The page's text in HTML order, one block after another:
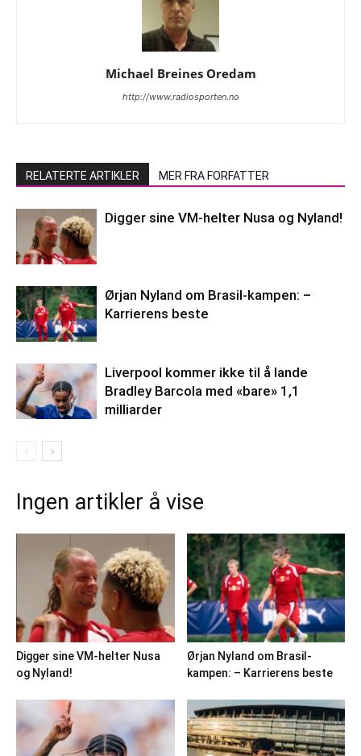
Michael Breines Oredam
http://www.radiosporten.no
RELATERTE ARTIKLER MER FRA FORFATTER
Digger sine VM-helter Nusa og Nyland!
Ørjan Nyland om Brasil-kampen: –
Karrierens beste
Liverpool kommer ikke til å lande
Bradley Barcola med «bare» 1,1
milliarder
Ingen artikler å vise
Digger sine VM-helter Nusa
og Nyland!
Ørjan Nyland om Brasil-
kampen: – Karrierens beste